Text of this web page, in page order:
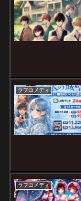
ラブコメディ
ラブコメディ